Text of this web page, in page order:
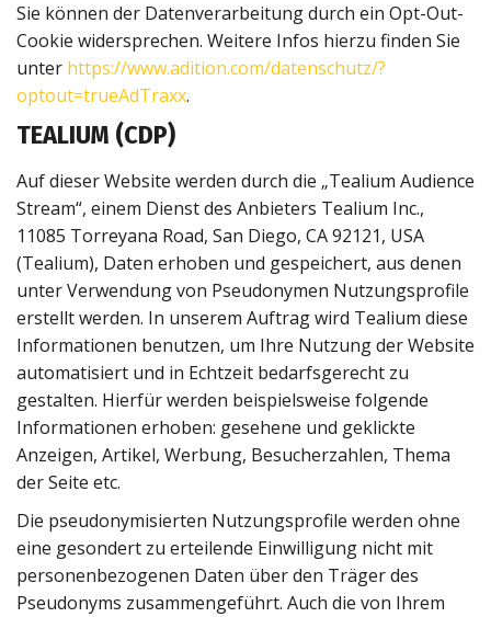
Sie können der Datenverarbeitung durch ein Opt-Out-
Cookie widersprechen. Weitere Infos hierzu finden Sie
unter https://www.adition.com/datenschutz/?
optout=trueAdTraxx.
TEALIUM (CDP)
Auf dieser Website werden durch die „Tealium Audience
Stream“, einem Dienst des Anbieters Tealium Inc.,
11085 Torreyana Road, San Diego, CA 92121, USA
(Tealium), Daten erhoben und gespeichert, aus denen
unter Verwendung von Pseudonymen Nutzungsprofile
erstellt werden. In unserem Auftrag wird Tealium diese
Informationen benutzen, um Ihre Nutzung der Website
automatisiert und in Echtzeit bedarfsgerecht zu
gestalten. Hierfür werden beispielsweise folgende
Informationen erhoben: gesehene und geklickte
Anzeigen, Artikel, Werbung, Besucherzahlen, Thema
der Seite etc.
Die pseudonymisierten Nutzungsprofile werden ohne
eine gesondert zu erteilende Einwilligung nicht mit
personenbezogenen Daten über den Träger des
Pseudonyms zusammengeführt. Auch die von Ihrem